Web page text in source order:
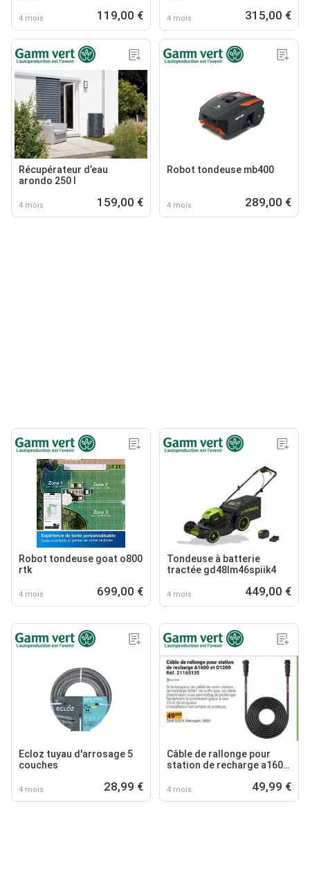
4 mois 119,00 € 4 mois 315,00 €
Récupérateur d’eau
arondo 250 l
4 mois 159,00 €
Robot tondeuse mb400
4 mois 289,00 €
Robot tondeuse goat o800
rtk
4 mois 699,00 €
Tondeuse à batterie
tractée gd48lm46spiik4
4 mois 449,00 €
Ecloz tuyau d'arrosage 5
couches
4 mois 28,99 €
Câble de rallonge pour
station de recharge a1600
4 mois 49,99 €